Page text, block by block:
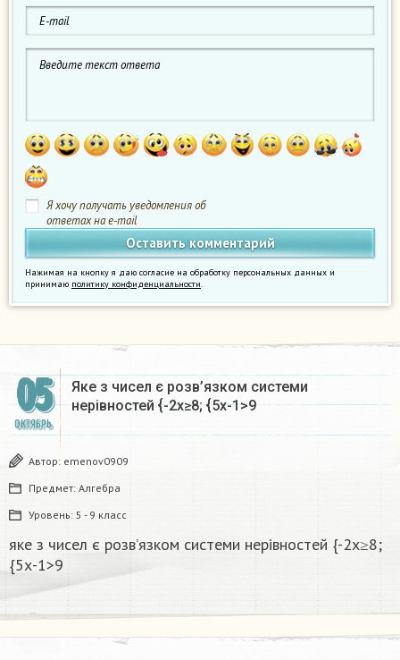
Я хочу получать уведомления об
ответах на e-mail
Нажимая на кнопку я даю согласие на обработку персональных данных и
принимаю политику конфиденциальности.
05
ОКТЯБРЬ
Яке з чисел є розв’язком системи
нерівностей {-2х≥8; {5х-1>9​
Автор: emenov0909
Предмет: Алгебра
Уровень: 5 - 9 класс
яке з чисел є розв’язком системи нерівностей {-2х≥8;
{5х-1>9​